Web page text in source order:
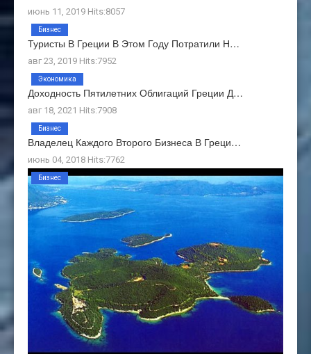
июнь 11, 2019 Hits:8057
Туристы В Греции В Этом Году Потратили Н…
авг 23, 2019 Hits:7952
Бизнес
Доходность Пятилетних Облигаций Греции Д…
авг 18, 2021 Hits:7908
Экономика
Владелец Каждого Второго Бизнеса В Греци…
июнь 04, 2018 Hits:7762
Бизнес
Бизнес